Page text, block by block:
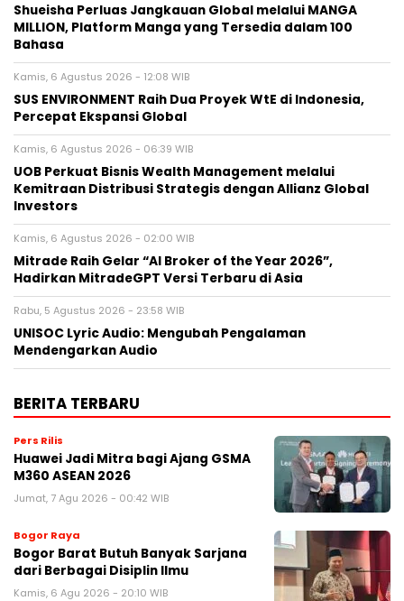
Shueisha Perluas Jangkauan Global melalui MANGA
MILLION, Platform Manga yang Tersedia dalam 100
Bahasa
Kamis, 6 Agustus 2026 - 12:08 WIB
SUS ENVIRONMENT Raih Dua Proyek WtE di Indonesia,
Percepat Ekspansi Global
Kamis, 6 Agustus 2026 - 06:39 WIB
UOB Perkuat Bisnis Wealth Management melalui
Kemitraan Distribusi Strategis dengan Allianz Global
Investors
Kamis, 6 Agustus 2026 - 02:00 WIB
Mitrade Raih Gelar “AI Broker of the Year 2026”,
Hadirkan MitradeGPT Versi Terbaru di Asia
Rabu, 5 Agustus 2026 - 23:58 WIB
UNISOC Lyric Audio: Mengubah Pengalaman
Mendengarkan Audio
BERITA TERBARU
Pers Rilis
Huawei Jadi Mitra bagi Ajang GSMA
M360 ASEAN 2026
Jumat, 7 Agu 2026 - 00:42 WIB
Bogor Raya
Bogor Barat Butuh Banyak Sarjana
dari Berbagai Disiplin Ilmu
Kamis, 6 Agu 2026 - 20:10 WIB